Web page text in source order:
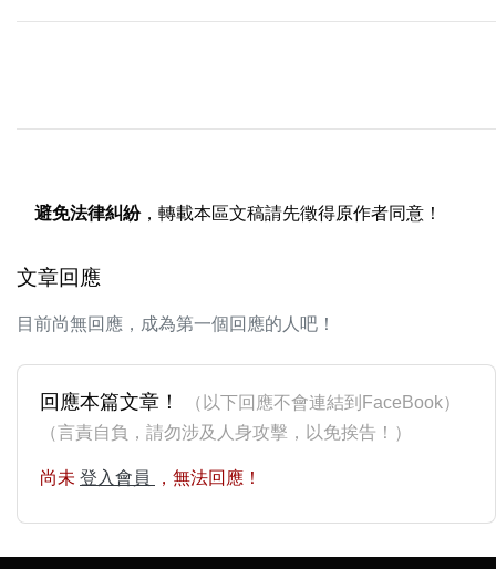
避免法律糾紛，轉載本區文稿請先徵得原作者同意！
文章回應
目前尚無回應，成為第一個回應的人吧！
回應本篇文章！
（以下回應不會連結到FaceBook）
（言責自負，請勿涉及人身攻擊，以免挨告！）
尚未 登入會員 ，無法回應！